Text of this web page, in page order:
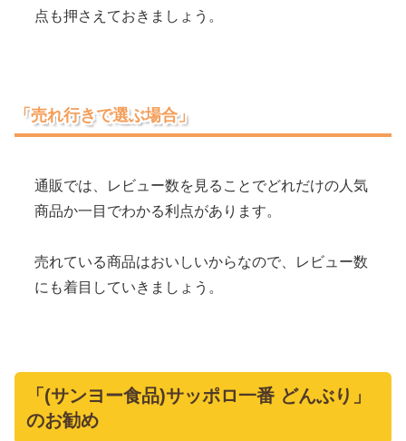
点も押さえておきましょう。
「売れ行きで選ぶ場合」
通販では、レビュー数を見ることでどれだけの人気
商品か一目でわかる利点があります。
売れている商品はおいしいからなので、レビュー数
にも着目していきましょう。
「(サンヨー食品)サッポロ一番 どんぶり」
のお勧め